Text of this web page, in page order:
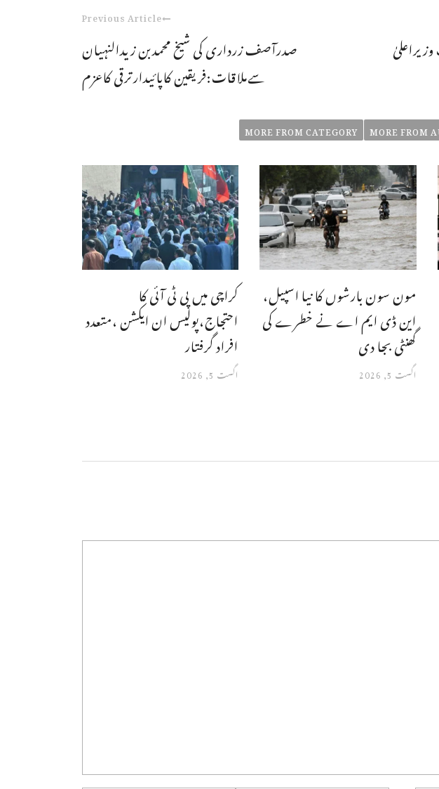
Previous Article
صدرآصف زرداری کی شیخ محمدبن زیدالنہیان
سےملاقات:فریقین کاپائیدارترقی کاعزم
MORE FROM
MORE FROM CATEGORY
کراچی میں پی ٹی آئی کا
احتجاج،پولیس ان ایکشن ،متعدد
افراد گرفتار
اگست 5, 2026
مون سون بارشوں کا نیا اسپیل،
این ڈی ایم اے نے خطرے کی
گھنٹی بجا دی
اگست 5, 2026